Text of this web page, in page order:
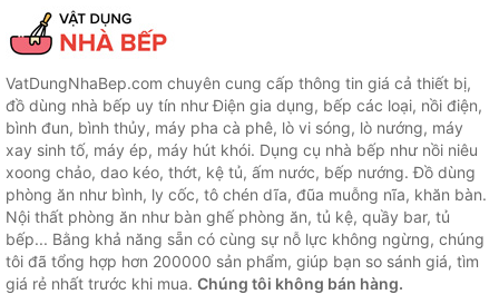
VatDungNhaBep.com chuyên cung cấp thông tin giá cả thiết bị,
đồ dùng nhà bếp uy tín như Điện gia dụng, bếp các loại, nồi điện,
bình đun, bình thủy, máy pha cà phê, lò vi sóng, lò nướng, máy
xay sinh tố, máy ép, máy hút khói. Dụng cụ nhà bếp như nồi niêu
xoong chảo, dao kéo, thớt, kệ tủ, ấm nước, bếp nướng. Đồ dùng
phòng ăn như bình, ly cốc, tô chén dĩa, đũa muỗng nĩa, khăn bàn.
Nội thất phòng ăn như bàn ghế phòng ăn, tủ kệ, quầy bar, tủ
bếp... Bằng khả năng sẵn có cùng sự nỗ lực không ngừng, chúng
tôi đã tổng hợp hơn 200000 sản phẩm, giúp bạn so sánh giá, tìm
giá rẻ nhất trước khi mua. Chúng tôi không bán hàng.